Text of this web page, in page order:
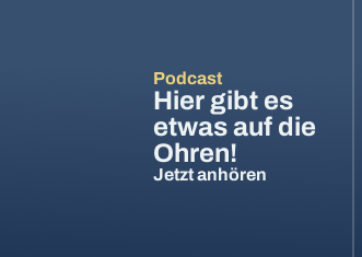
Podcast
Hier gibt es
etwas auf die
Ohren!
Jetzt anhören